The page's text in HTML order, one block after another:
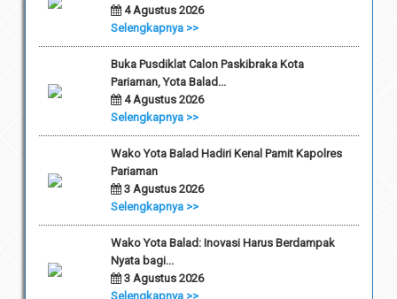
4 Agustus 2026
Selengkapnya >>
Buka Pusdiklat Calon Paskibraka Kota
Pariaman, Yota Balad...
4 Agustus 2026
Selengkapnya >>
Wako Yota Balad Hadiri Kenal Pamit Kapolres
Pariaman
3 Agustus 2026
Selengkapnya >>
Wako Yota Balad: Inovasi Harus Berdampak
Nyata bagi...
3 Agustus 2026
Selengkapnya >>